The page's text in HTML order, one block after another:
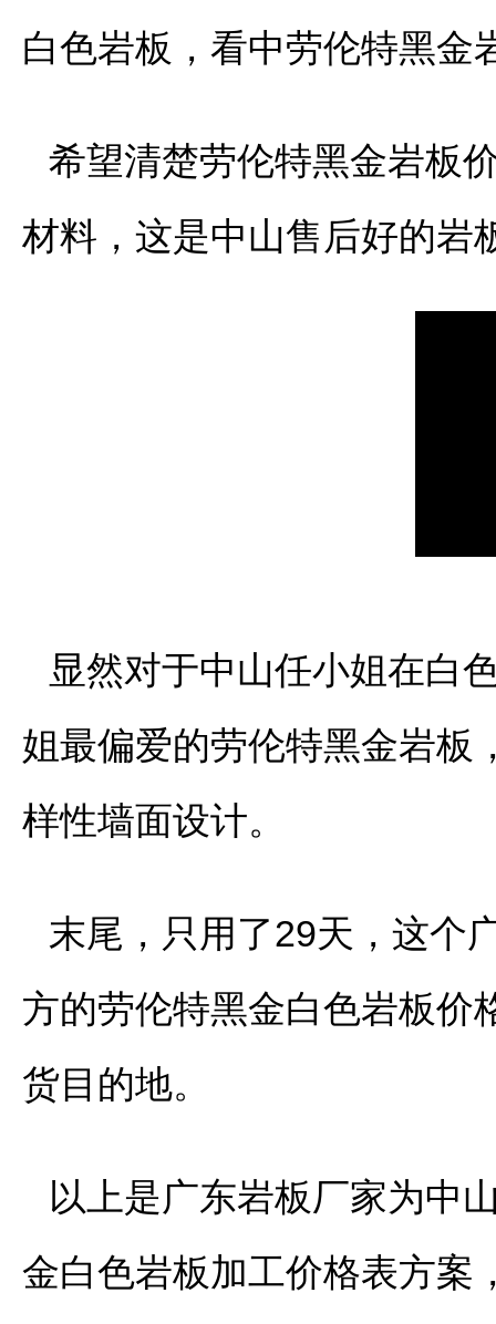
白色岩板，看中劳伦特黑金
希望清楚劳伦特黑金岩板
材料，这是中山售后好的岩
显然对于中山任小姐在白
姐最偏爱的劳伦特黑金岩板
样性墙面设计。
末尾，只用了29天，这个
方的劳伦特黑金白色岩板价
货目的地。
以上是广东岩板厂家为中
金白色岩板加工价格表方案